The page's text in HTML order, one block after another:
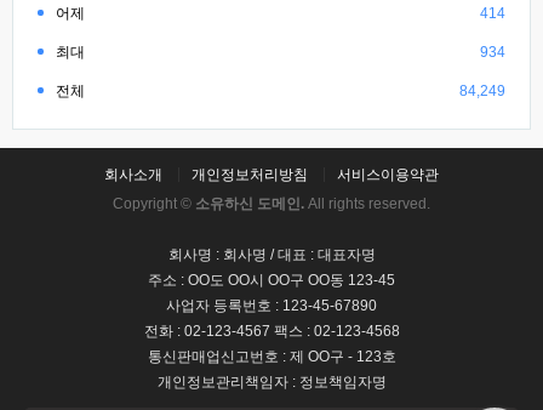
어제 414
최대 934
전체 84,249
회사소개 개인정보처리방침
서비스이용약관
Copyright © 소유하신 도메인. All rights reserved.
회사명 : 회사명 / 대표 : 대표자명
주소 : OO도 OO시 OO구 OO동 123-45
사업자 등록번호 : 123-45-67890
전화 : 02-123-4567 팩스 : 02-123-4568
통신판매업신고번호 : 제 OO구 - 123호
개인정보관리책임자 : 정보책임자명